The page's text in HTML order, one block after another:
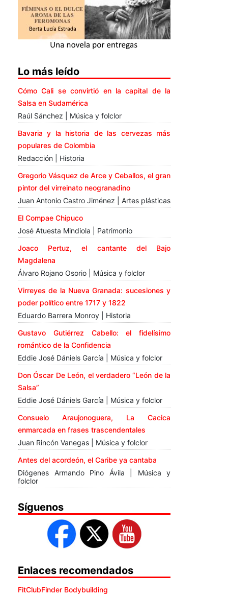
Lo más leído
Cómo Cali se convirtió en la capital de la
Salsa en Sudamérica
Raúl Sánchez | Música y folclor
Bavaria y la historia de las cervezas más
populares de Colombia
Redacción | Historia
Gregorio Vásquez de Arce y Ceballos, el gran
pintor del virreinato neogranadino
Juan Antonio Castro Jiménez | Artes plásticas
El Compae Chipuco
José Atuesta Mindiola | Patrimonio
Joaco Pertuz, el cantante del Bajo
Magdalena
Álvaro Rojano Osorio | Música y folclor
Virreyes de la Nueva Granada: sucesiones y
poder político entre 1717 y 1822
Eduardo Barrera Monroy | Historia
Gustavo Gutiérrez Cabello: el fidelísimo
romántico de la Confidencia
Eddie José Dániels García | Música y folclor
Don Óscar De León, el verdadero “León de la
Salsa”
Eddie José Dániels García | Música y folclor
Consuelo Araujonoguera, La Cacica
enmarcada en frases trascendentales
Juan Rincón Vanegas | Música y folclor
Antes del acordeón, el Caribe ya cantaba
Diógenes Armando Pino Ávila | Música y
folclor
Síguenos
Enlaces recomendados
FitClubFinder Bodybuilding